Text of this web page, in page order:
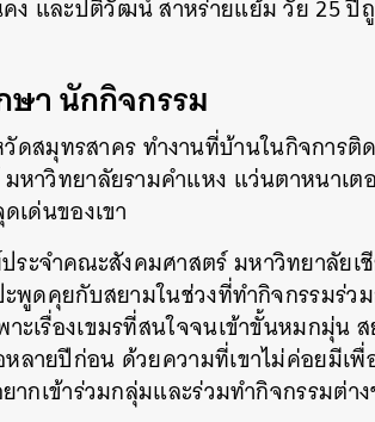
ง และปติวัฒน์ สาหร่ายแย้ม วัย 25
า นักกิจกรรม
สมุทรสาคร ทำงานที่บ้านในกิจการติ
หาวิทยาลัยรามคำแหง แว่นตาหนาเต
เด่นของเขา
ประจำคณะสังคมศาสตร์ มหาวิทยาลัย
พูดคุยกับสยามในช่วงที่ทำกิจกรรมร่ว
ะเรื่องเขมรที่สนใจจนเข้าขั้นหมกมุ่น
หลายปีก่อน ด้วยความที่เขาไม่ค่อยมีเ
ากเข้าร่วมกลุ่มและร่วมทำกิจกรรมต่า
SHARE TWEET LINE EMAIL